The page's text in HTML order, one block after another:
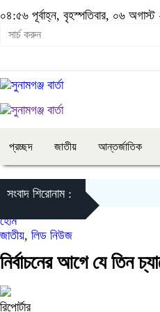
০৪:৫৬ পূর্বাহ্ন, বৃহস্পতিবার, ০৬
প্রচ্ছদ জাতীয় আন্তর্জাতিক
সংবাদ শিরোনাম :
হোম
জাতীয়, লিড নিউজ
নির্বাচনের আগে যে তিন
রিপোর্টার